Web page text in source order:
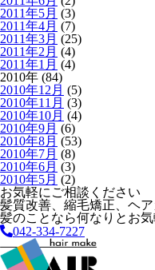
2011年5月 (3)
2011年4月 (7)
2011年3月 (25)
2011年2月 (4)
2011年1月 (4)
2010年 (84)
2010年12月 (5)
2010年11月 (3)
2010年10月 (4)
2010年9月 (6)
2010年8月 (53)
2010年7月 (8)
2010年6月 (3)
2010年5月 (2)
お気軽にご相談ください
髪質改善、縮毛矯正、ヘ
髪のことなら何なりとお気
042-334-7227